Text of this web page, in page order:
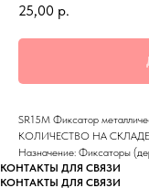
25,00 р.
SR15M Фиксатор
КОЛИЧЕСТВО НА
Назначение: Фиксаторы
КОНТАКТЫ ДЛЯ СВЯЗИ
КОНТАКТЫ ДЛЯ СВЯЗИ